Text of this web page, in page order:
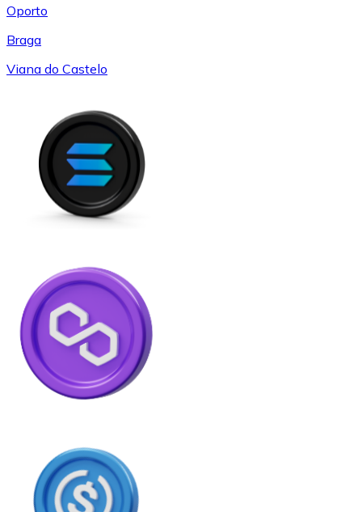
Oporto
Braga
Viana do Castelo